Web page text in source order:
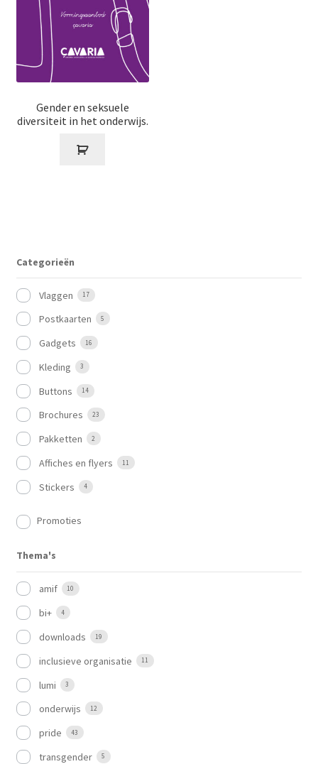
Gender en seksuele
diversiteit in het onderwijs.
Categorieën
Vlaggen 17
Postkaarten 5
Gadgets 16
Kleding 3
Buttons 14
Brochures 23
Pakketten 2
Affiches en flyers 11
Stickers 4
Promoties
Thema's
amif 10
bi+ 4
downloads 19
inclusieve organisatie 11
lumi 3
onderwijs 12
pride 43
transgender 5